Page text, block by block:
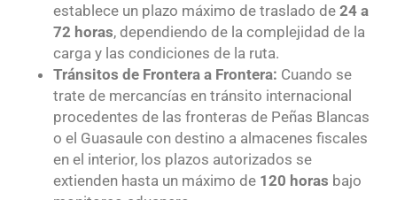
establece un plazo máximo de traslado de 24 a
72 horas, dependiendo de la complejidad de la
carga y las condiciones de la ruta.
Tránsitos de Frontera a Frontera: Cuando se
trate de mercancías en tránsito internacional
procedentes de las fronteras de Peñas Blancas
o el Guasaule con destino a almacenes fiscales
en el interior, los plazos autorizados se
extienden hasta un máximo de 120 horas bajo